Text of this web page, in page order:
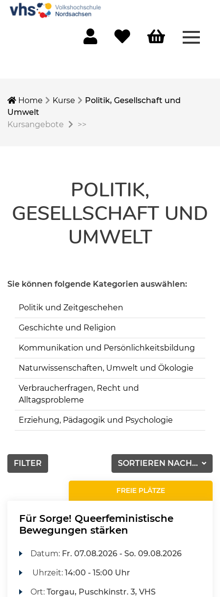
Home Kurse
Politik, Gesellschaft und
Umwelt
Kursangebote
>>
POLITIK,
GESELLSCHAFT UND
UMWELT
Sie können folgende Kategorien auswählen:
Politik und Zeitgeschehen
Geschichte und Religion
Kommunikation und Persönlichkeitsbildung
Naturwissenschaften, Umwelt und Ökologie
Verbraucherfragen, Recht und
Alltagsprobleme
Erziehung, Pädagogik und Psychologie
SORTIEREN NACH...
FILTER
FREIE PLÄTZE
Für Sorge! Queerfeministische
Bewegungen stärken
Datum: Fr. 07.08.2026 -So. 09.08.2026
Uhrzeit:14:00 - 15:00 Uhr
Ort:Torgau, Puschkinstr. 3, VHS